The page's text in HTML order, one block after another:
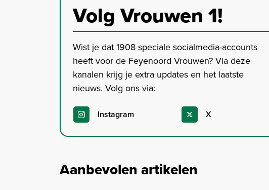
Volg Vrouwen 1!
Wist je dat 1908 speciale socialmedia-accounts
heeft voor de Feyenoord Vrouwen? Via deze
kanalen krijg je extra updates en het laatste
nieuws. Volg ons via:
Instagram X
Aanbevolen artikelen